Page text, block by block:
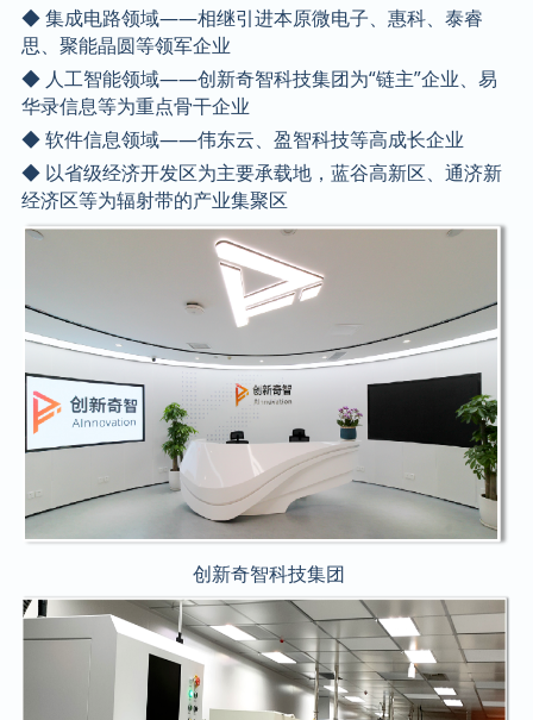
◆ 集成电路领域——相继引进本原微电子、惠科、泰睿
思、聚能晶圆等领军企业
◆ 人工智能领域——创新奇智科技集团为“链主”企业、易
华录信息等为重点骨干企业
◆ 软件信息领域——伟东云、盈智科技等高成长企业
◆ 以省级经济开发区为主要承载地，蓝谷高新区、通济新
经济区等为辐射带的产业集聚区
创新奇智科技集团